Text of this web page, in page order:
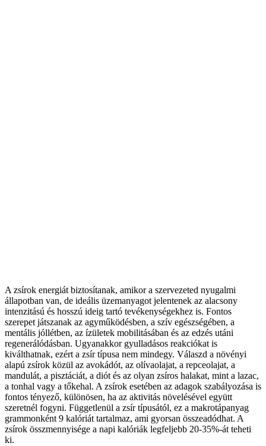
A zsírok energiát biztosítanak, amikor a szervezeted nyugalmi
állapotban van, de ideális üzemanyagot jelentenek az alacsony
intenzitású és hosszú ideig tartó tevékenységekhez is. Fontos
szerepet játszanak az agyműködésben, a szív egészségében, a
mentális jóllétben, az ízületek mobilitásában és az edzés utáni
regenerálódásban. Ugyanakkor gyulladásos reakciókat is
kiválthatnak, ezért a zsír típusa nem mindegy. Válaszd a növényi
alapú zsírok közül az avokádót, az olívaolajat, a repceolajat, a
mandulát, a pisztáciát, a diót és az olyan zsíros halakat, mint a lazac,
a tonhal vagy a tőkehal. A zsírok esetében az adagok szabályozása is
fontos tényező, különösen, ha az aktivitás növelésével együtt
szeretnél fogyni. Függetlenül a zsír típusától, ez a makrotápanyag
grammonként 9 kalóriát tartalmaz, ami gyorsan összeadódhat. A
zsírok összmennyisége a napi kalóriák legfeljebb 20-35%-át teheti
ki.